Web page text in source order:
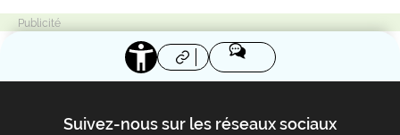
Suivez-nous sur les réseaux sociaux